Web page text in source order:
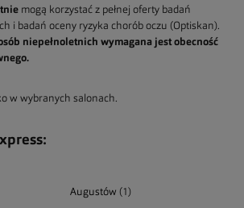
mogą korzystać z pełnej oferty badań
i badań oceny ryzyka chorób oczu (Optiskan).
niepełnoletnich wymagana jest obecność
w wybranych salonach.
Augustów (1)